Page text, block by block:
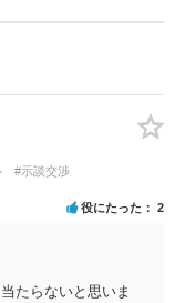
対応
談
#示談交渉
役にたった 2
たらないと思いま